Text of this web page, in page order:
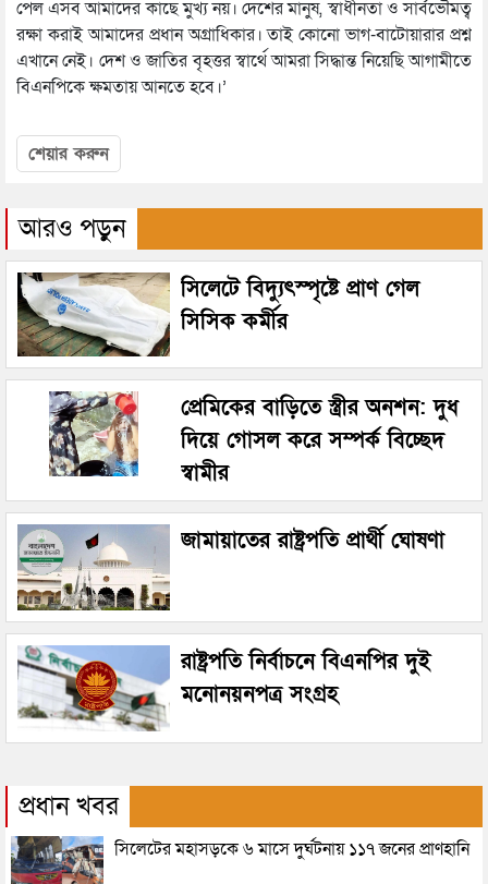
পেল এসব আমাদের কাছে মুখ্য নয়। দেশের মানুষ, স্বাধীনতা ও সার্বভৌমত্ব
রক্ষা করাই আমাদের প্রধান অগ্রাধিকার। তাই কোনো ভাগ-বাটোয়ারার প্রশ্ন
এখানে নেই। দেশ ও জাতির বৃহত্তর স্বার্থে আমরা সিদ্ধান্ত নিয়েছি আগামীতে
বিএনপিকে ক্ষমতায় আনতে হবে।’
শেয়ার করুন
আরও পড়ুন
সিলেটে বিদ্যুৎস্পৃষ্টে প্রাণ গেল
সিসিক কর্মীর
প্রেমিকের বাড়িতে স্ত্রীর অনশন: দুধ
দিয়ে গোসল করে সম্পর্ক বিচ্ছেদ
স্বামীর
জামায়াতের রাষ্ট্রপতি প্রার্থী ঘোষণা
রাষ্ট্রপতি নির্বাচনে বিএনপির দুই
মনোনয়নপত্র সংগ্রহ
প্রধান খবর
সিলেটের মহাসড়কে ৬ মাসে দুর্ঘটনায় ১১৭ জনের প্রাণহানি